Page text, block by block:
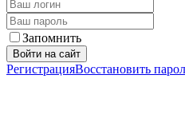
Запомнить
Войти на сайт
РегистрацияВосстановить